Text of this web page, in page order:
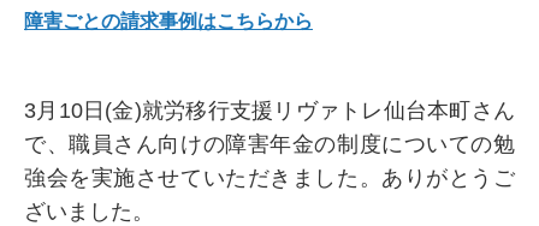
障害ごとの請求事例はこちらから
3月10日(金)就労移行支援リヴァトレ仙台本町さん
で、職員さん向けの障害年金の制度についての勉
強会を実施させていただきました。ありがとうご
ざいました。